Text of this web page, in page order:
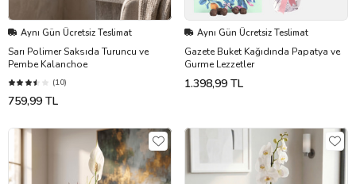
Aynı Gün Ücretsiz Teslimat
Sarı Polimer Saksıda Turuncu ve
Pembe Kalanchoe
(10)
759,99 TL
Aynı Gün Ücretsiz Teslimat
Gazete Buket Kağıdında Papatya ve
Gurme Lezzetler
1.398,99 TL